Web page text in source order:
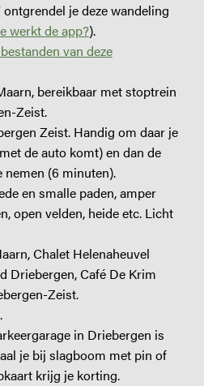
ontgrendel je deze wandeling
werkt de app?).
van deze
bereikbaar met stoptrein
Zeist.
Zeist. Handig om daar je
de auto komt) en dan de
(6 minuten).
en smalle paden, amper
open velden, heide etc. Licht
Chalet Helenaheuvel
Driebergen, Café De Krim
Zeist.
in Driebergen is
je bij slagboom met pin of
krijg je korting.